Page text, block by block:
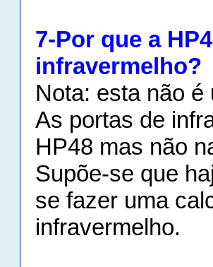
7-Por que a
infravermelho?
Nota: esta não
As portas de
HP48 mas não
Supõe-se que
se fazer uma
infravermelho.